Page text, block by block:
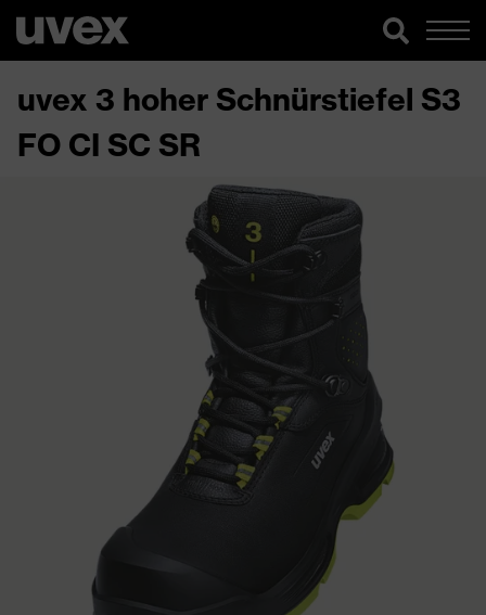
uvex 3 hoher Schnürstiefel S3
FO CI SC SR